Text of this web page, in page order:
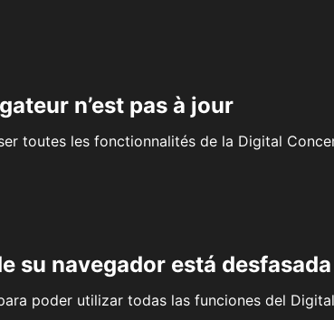
n’est pas à jour
toutes les fonctionnalités de la Digital
su navegador está desfasada
poder utilizar todas las funciones del